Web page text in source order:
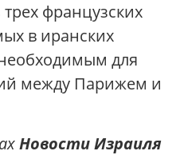
французских
в иранских
для
между Парижем и
Новости Израиля